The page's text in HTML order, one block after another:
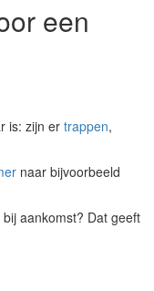
een
is: zijn er trappen,
naar bijvoorbeeld
aankomst? Dat geeft